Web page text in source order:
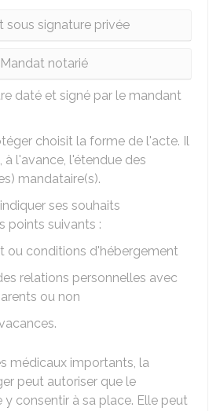
sous signature privée
Mandat notarié
daté et signé par le mandant
choisit la forme de l'acte. Il
l'avance, l'étendue des
mandataire(s).
ses souhaits
points suivants :
ou conditions d'hébergement
relations personnelles avec
ou non
médicaux importants, la
peut autoriser que le
y consentir à sa place. Elle peut